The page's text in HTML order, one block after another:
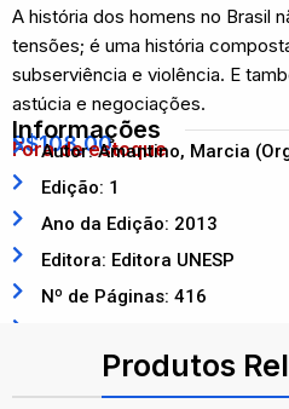
A história dos homens no Brasil
tensões; é uma história
subserviência e violência. E
astúcia e negociações.
R$108,00
Fora de estoque
Informações
Autor: Amantino, Marcia
Edição: 1
Ano da Edição: 2013
Editora: Editora UNESP
Nº de Páginas: 416
Produtos